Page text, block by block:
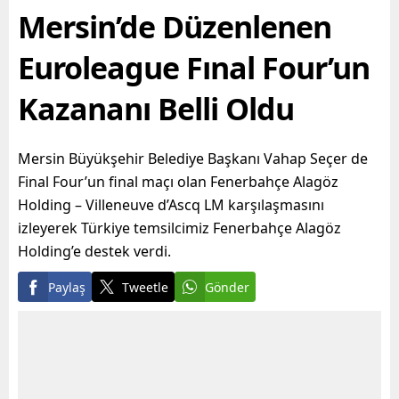
manevi olarak nefes
alabilmesine destek
Büyükşehir...
katlı iki ayrı metruk
yapının...
Mersin’de Düzenlenen
Euroleague Fınal Four’un
Kazananı Belli Oldu
Mersin Büyükşehir Belediye Başkanı Vahap Seçer de
Final Four’un final maçı olan Fenerbahçe Alagöz
Holding – Villeneuve d’Ascq LM karşılaşmasını
izleyerek Türkiye temsilcimiz Fenerbahçe Alagöz
Holding’e destek verdi.
Paylaş Tweetle Gönder